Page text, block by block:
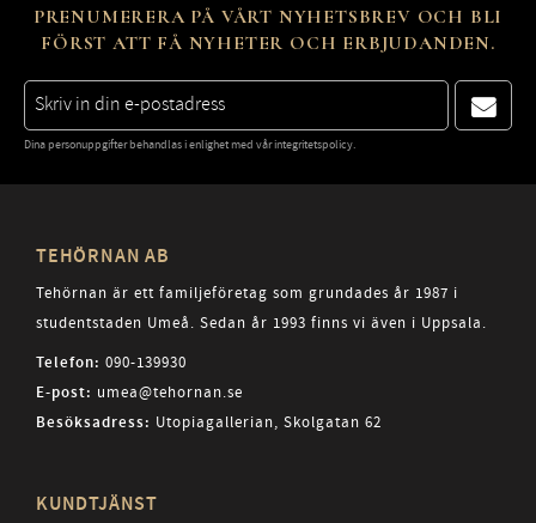
PRENUMERERA PÅ VÅRT NYHETSBREV OCH BLI
FÖRST ATT FÅ NYHETER OCH ERBJUDANDEN.
Dina personuppgifter behandlas i enlighet med vårintegritetspolicy.
TEHÖRNAN AB
Tehörnan är ett familjeföretag som grundades år 1987 i
studentstaden Umeå. Sedan år 1993 finns vi även i Uppsala.
Telefon: 090-139930
E-post: umea@tehornan.se
Besöksadress: Utopiagallerian, Skolgatan 62
KUNDTJÄNST